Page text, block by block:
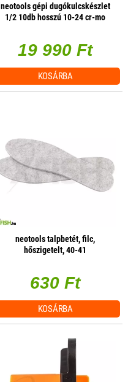
neotools gépi dugókulcskészlet
1/2 10db hosszú 10-24 cr-mo
19 990 Ft
KOSÁRBA
neotools talpbetét, filc,
hőszigetelt, 40-41
630 Ft
KOSÁRBA